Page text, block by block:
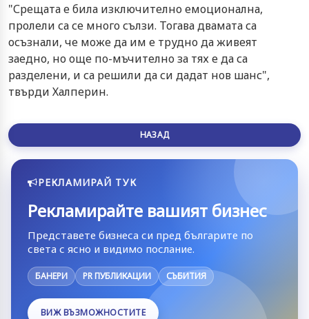
"Срещата е била изключително емоционална,
пролели са се много сълзи. Тогава двамата са
осъзнали, че може да им е трудно да живеят
заедно, но още по-мъчително за тях е да са
разделени, и са решили да си дадат нов шанс",
твърди Халперин.
НАЗАД
РЕКЛАМИРАЙ ТУК
Рекламирайте вашият бизнес
Представете бизнеса си пред българите по
света с ясно и видимо послание.
БАНЕРИ PR ПУБЛИКАЦИИ СЪБИТИЯ
ВИЖ ВЪЗМОЖНОСТИТЕ